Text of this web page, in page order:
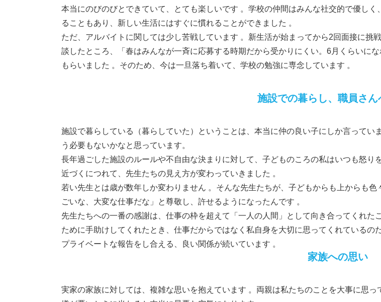
本当にのびのびとできていて、とても楽しいです 。学校の仲間はみんな社交的で優し
ることもあり、新しい生活にはすぐに慣れることができました 。
ただ、アルバイトに関しては少し苦戦しています 。新生活が始まってから2回面接に挑
談したところ、「春はみんなが一斉に応募する時期だから受かりにくい。6月くらいに
もらいました 。そのため、今は一旦落ち着いて、学校の勉強に専念しています 。
施設での暮らし、職員さん
施設で暮らしている（暮らしていた）ということは、本当に仲の良い子にしか言って
う必要もないかなと思っています。
長年過ごした施設のルールや不自由な決まりに対して、子どものころの私はいつも怒
近づくにつれて、先生たちの見え方が変わっていきました 。
若い先生とは歳が数年しか変わりません 。そんな先生たちが、子どもからも上からも
ごいな、大変な仕事だな」と尊敬し、許せるようになったんです 。
先生たちへの一番の感謝は、仕事の枠を超えて「一人の人間」として向き合ってくれ
ために手助けしてくれたとき、仕事だからではなく私自身を大切に思ってくれている
プライベートな報告をし合える、良い関係が続いています 。
家族への思い
実家の家族に対しては、複雑な思いを抱えています 。両親は私たちのことを大事に思